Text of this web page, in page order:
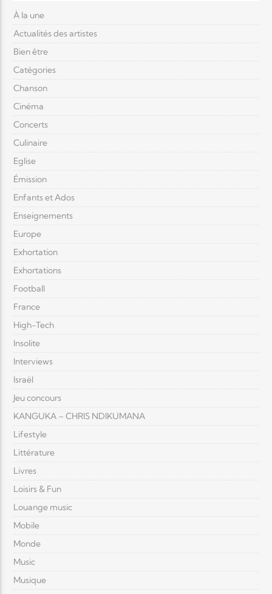
À la une
Actualités des artistes
Bien être
Catégories
Chanson
Cinéma
Concerts
Culinaire
Eglise
Émission
Enfants et Ados
Enseignements
Europe
Exhortation
Exhortations
Football
France
High-Tech
Insolite
Interviews
Israël
Jeu concours
KANGUKA – CHRIS NDIKUMANA
Lifestyle
Littérature
Livres
Loisirs & Fun
Louange music
Mobile
Monde
Music
Musique